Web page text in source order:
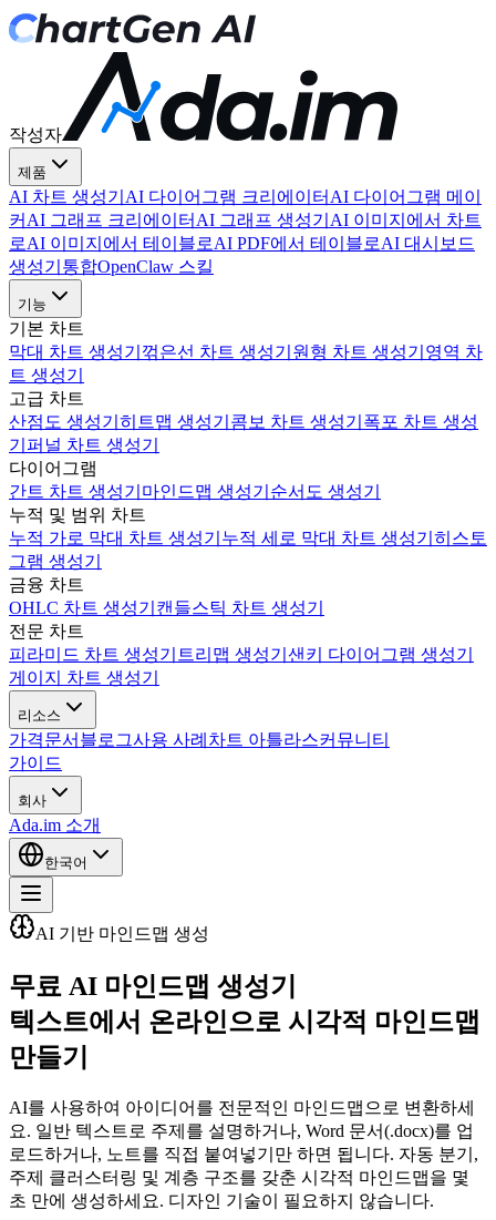
작성자
제품
AI 차트 생성기 AI 다이어그램 크리에이터 AI 다이어그램 메이
커 AI 그래프 크리에이터 AI 그래프 생성기 AI 이미지에서 차트
로AI 이미지에서 테이블로AI PDF에서 테이블로AI 대시보드
생성기 통합OpenClaw 스킬
기능
기본 차트
막대 차트 생성기 꺾은선 차트 생성기 원형 차트 생성기 영역 차
트 생성기
고급 차트
산점도 생성기 히트맵 생성기 콤보 차트 생성기 폭포 차트 생성
기 퍼널 차트 생성기
다이어그램
간트 차트 생성기 마인드맵 생성기 순서도 생성기
누적 및 범위 차트
누적 가로 막대 차트 생성기 누적 세로 막대 차트 생성기 히스토
그램 생성기
금융 차트
OHLC 차트 생성기 캔들스틱 차트 생성기
전문 차트
피라미드 차트 생성기 트리맵 생성기 샌키 다이어그램 생성기
게이지 차트 생성기
리소스
가격문서 블로그사용 사례 차트 아틀라스커뮤니티
가이드
회사
Ada.im 소개
한국어
AI 기반 마인드맵 생성
무료 AI 마인드맵 생성기
텍스트에서 온라인으로 시각적 마인드맵
만들기
AI를 사용하여 아이디어를 전문적인 마인드맵으로 변환하세
요. 일반 텍스트로 주제를 설명하거나, Word 문서(.docx)를 업
로드하거나, 노트를 직접 붙여넣기만 하면 됩니다. 자동 분기,
주제 클러스터링 및 계층 구조를 갖춘 시각적 마인드맵을 몇
초 만에 생성하세요. 디자인 기술이 필요하지 않습니다.